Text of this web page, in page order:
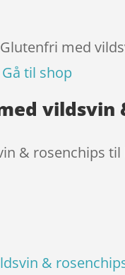
med
Gå til shop
vildsvin
& rosenchips
&